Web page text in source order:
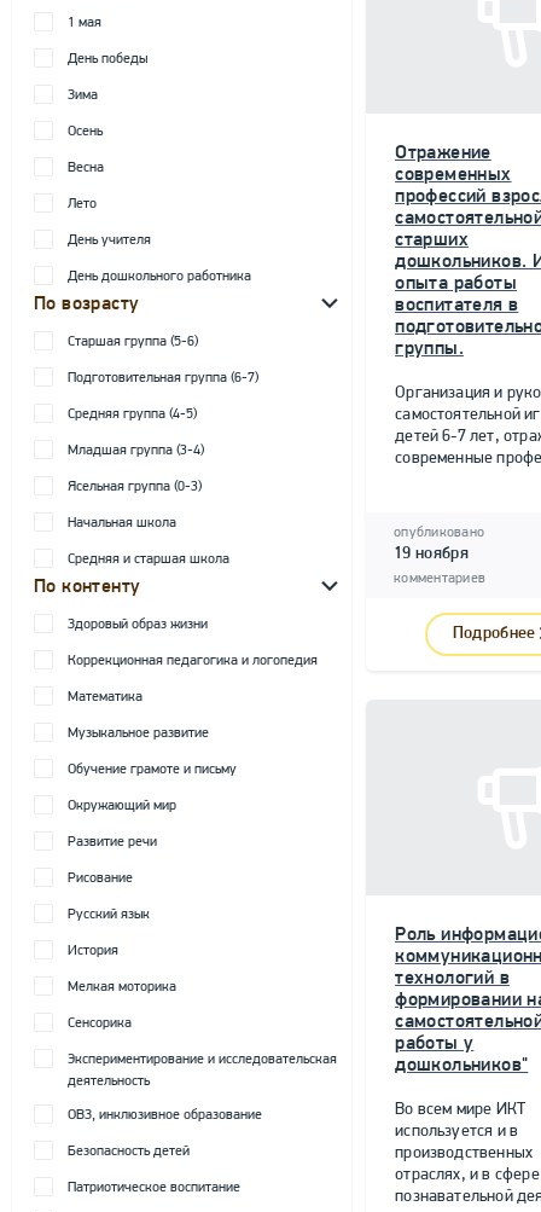
1 мая
День победы
Зима
Осень
Весна
Лето
День учителя
День дошкольного работника
По возрасту
Старшая группа (5-6)
Подготовительная группа (6-7)
Средняя группа (4-5)
Младшая группа (3-4)
Ясельная группа (0-3)
Начальная школа
Средняя и старшая школа
По контенту
Здоровый образ жизни
Коррекционная педагогика и логопедия
Математика
Музыкальное развитие
Обучение грамоте и письму
Окружающий мир
Развитие речи
Рисование
Русский язык
История
Мелкая моторика
Сенсорика
Экспериментирование и исследовательская
деятельность
ОВЗ, инклюзивное образование
Безопасность детей
Патриотическое воспитание
Отражение
современных
профессий
старших
дошкольников.
опыта работы
воспитателя в
группы.
Организация и
самостоятельной
детей 6-7 лет,
современные
опубликовано
19 ноября
комментариев
Подробнее
Роль
технологий в
формировании
работы у
дошкольников"
Во всем мире ИКТ
используется и в
производственных
отраслях, и в сфере
познавательной